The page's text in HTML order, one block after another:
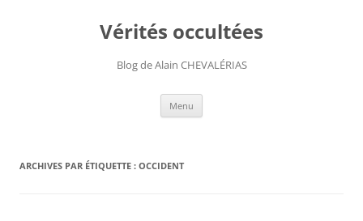
Vérités occultées
Blog de Alain CHEVALÉRIAS
Menu
ARCHIVES PAR ÉTIQUETTE : OCCIDENT